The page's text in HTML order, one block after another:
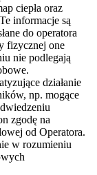
ciepła oraz
informacje są
do operatora
fizycznej one
nie podlegają
działanie
np. mogące
zgodę na
od Operatora.
w rozumieniu